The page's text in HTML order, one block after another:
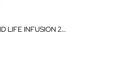
SÉRUM ANTIEDAD DIAMOND LIFE INFUSION 25 ML NATURA BISSÉ